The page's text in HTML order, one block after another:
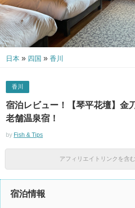
日本 » 四国 » 香川
香川
宿泊レビュー！【琴平花壇】金
老舗温泉宿！
by Fish & Tips
アフィリエイトリンクを含
宿泊情報